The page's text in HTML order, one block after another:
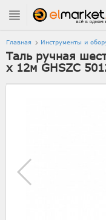
Главная Инструменты и
Таль ручная
х 12м GHSZC